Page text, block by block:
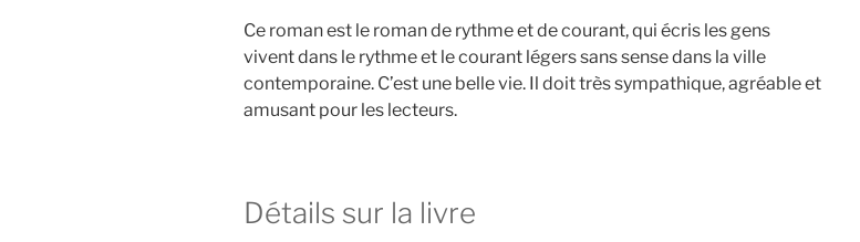
Ce roman est le roman de rythme et de courant, qui écris les gens
vivent dans le rythme et le courant légers sans sense dans la ville
contemporaine. C’est une belle vie. Il doit très sympathique, agréable et
amusant pour les lecteurs.
Détails sur la livre